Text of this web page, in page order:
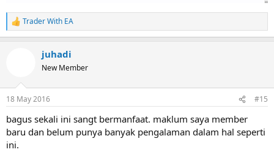
R
e
s
Trader With EA
juhadi
New Member
18 May 2016 #15
bagus sekali ini sangt bermanfaat. maklum saya member
baru dan belum punya banyak pengalaman dalam hal seperti
ini.